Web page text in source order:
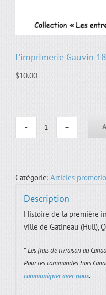
L’imprimerie Gauvin
$10.00
quantité
1970
Catégorie: Articles
Description
Histoire de la première
ville de Gatineau (Hull),
* Les frais de livraison au
Pour les commandes hors
communiquer avec nous.